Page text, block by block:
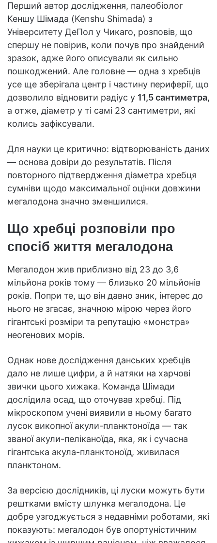
Перший автор дослідження, палеобіолог
Кеншу Шімада (Kenshu Shimada) з
Університету ДеПол у Чикаго, розповів, що
спершу не повірив, коли почув про знайдений
зразок, адже його описували як сильно
пошкоджений. Але головне — одна з хребців
усе ще зберігала центр і частину периферії, що
дозволило відновити радіус у 11,5 сантиметра,
а отже, діаметр у ті самі 23 сантиметри, які
колись зафіксували.
Для науки це критично: відтворюваність даних
— основа довіри до результатів. Після
повторного підтвердження діаметра хребця
сумніви щодо максимальної оцінки довжини
мегалодона значно зменшилися.
Що хребці розповіли про
спосіб життя мегалодона
Мегалодон жив приблизно від 23 до 3,6
мільйона років тому — близько 20 мільйонів
років. Попри те, що він давно зник, інтерес до
нього не згасає, значною мірою через його
гігантські розміри та репутацію «монстра»
неогенових морів.
Однак нове дослідження данських хребців
дало не лише цифри, а й натяки на харчові
звички цього хижака. Команда Шімади
дослідила осад, що оточував хребці. Під
мікроскопом учені виявили в ньому багато
лусок викопної акули-планктоноїда — так
званої акули-пеліканоїда, яка, як і сучасна
гігантська акула-планктоноїд, живилася
планктоном.
За версією дослідників, ці луски можуть бути
рештками вмісту шлунка мегалодона. Це
добре узгоджується з недавніми роботами, які
показують: мегалодон був опортуністичним